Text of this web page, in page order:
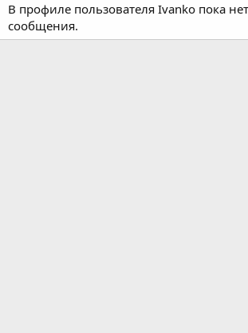
В профиле пользователя Ivanko пока
сообщения.